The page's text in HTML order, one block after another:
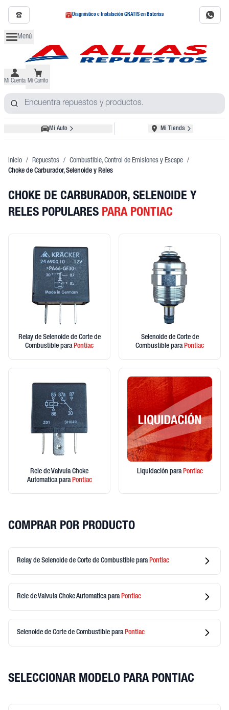
Diagnóstico e Instalación GRATIS en Baterías
Menú
Mi Cuenta Mi Carrito
Mi Auto Mi Tienda
Inicio / Repuestos / Combustible, Control de Emisiones y Escape /
Choke de Carburador, Selenoide y Reles
CHOKE DE CARBURADOR, SELENOIDE Y
RELES POPULARES PARA PONTIAC
Relay de Selenoide de Corte de
Combustible paraPontiac
Selenoide de Corte de
Combustible paraPontiac
Rele de Valvula Choke
Automatica paraPontiac
Liquidación paraPontiac
COMPRAR POR PRODUCTO
Relay de Selenoide de Corte de Combustible para Pontiac
Rele de Valvula Choke Automaticapara Pontiac
Selenoide de Corte de Combustible para Pontiac
SELECCIONAR MODELO PARA PONTIAC